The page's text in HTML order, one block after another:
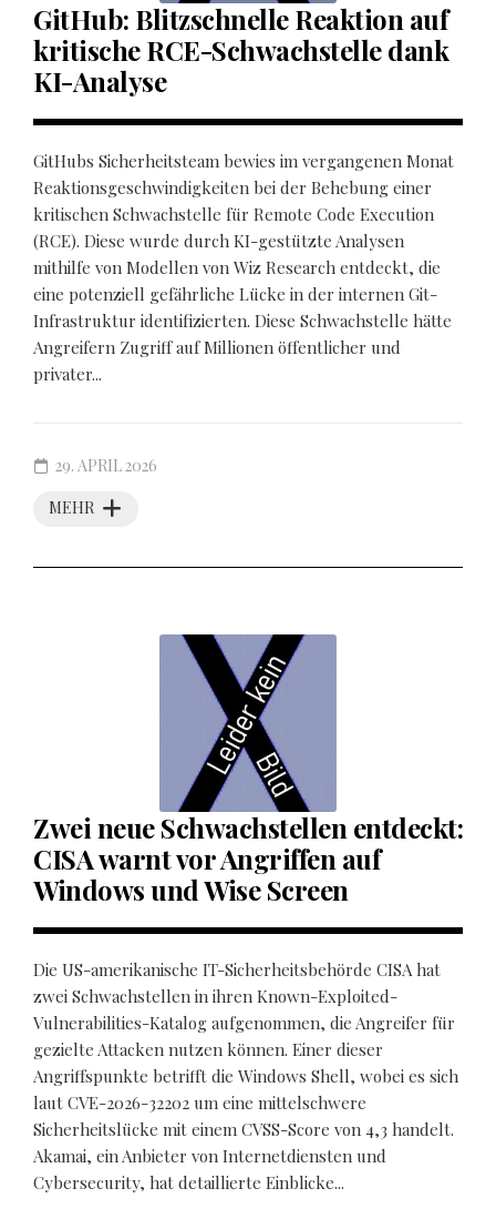
GitHub: Blitzschnelle Reaktion auf
kritische RCE-Schwachstelle dank
KI-Analyse
GitHubs Sicherheitsteam bewies im vergangenen Monat
Reaktionsgeschwindigkeiten bei der Behebung einer
kritischen Schwachstelle für Remote Code Execution
(RCE). Diese wurde durch KI-gestützte Analysen
mithilfe von Modellen von Wiz Research entdeckt, die
eine potenziell gefährliche Lücke in der internen Git-
Infrastruktur identifizierten. Diese Schwachstelle hätte
Angreifern Zugriff auf Millionen öffentlicher und
privater...
MEHR
29. APRIL 2026
Zwei neue Schwachstellen entdeckt:
CISA warnt vor Angriffen auf
Windows und Wise Screen
Die US-amerikanische IT-Sicherheitsbehörde CISA hat
zwei Schwachstellen in ihren Known-Exploited-
Vulnerabilities-Katalog aufgenommen, die Angreifer für
gezielte Attacken nutzen können. Einer dieser
Angriffspunkte betrifft die Windows Shell, wobei es sich
laut CVE-2026-32202 um eine mittelschwere
Sicherheitslücke mit einem CVSS-Score von 4,3 handelt.
Akamai, ein Anbieter von Internetdiensten und
Cybersecurity, hat detaillierte Einblicke...